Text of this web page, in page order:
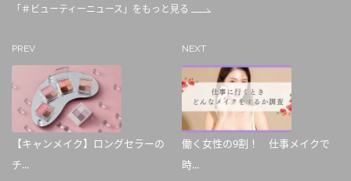
「＃ビューティーニュース」をもっと見る
PREV
【キャンメイク】ロングセラーの
チ...
NEXT
働く女性の9割！ 仕事メイクで
時...